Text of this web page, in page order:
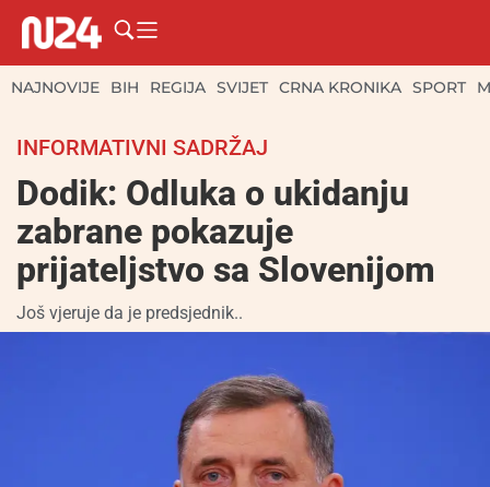
NAJNOVIJE BIH REGIJA SVIJET CRNA KRONIKA SPORT
INFORMATIVNI SADRŽAJ
Dodik: Odluka o ukidanju
zabrane pokazuje
prijateljstvo sa Slovenijom
Još vjeruje da je predsjednik..